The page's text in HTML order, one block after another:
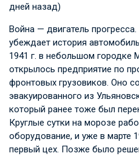
дней назад)
Война — двигатель
убеждает история
1941 г. в небольшом городке
открылось предприятие по
фронтовых грузовиков. Оно
эвакуированного из
который ранее тоже был
Круглые сутки на морозе
оборудование, и уже в марте
первый цех. Позже было